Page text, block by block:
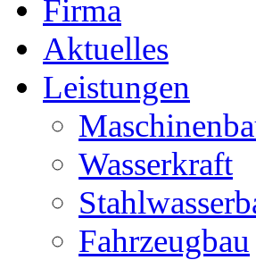
Firma
Aktuelles
Leistungen
Wasserkraft
Fahrzeugbau